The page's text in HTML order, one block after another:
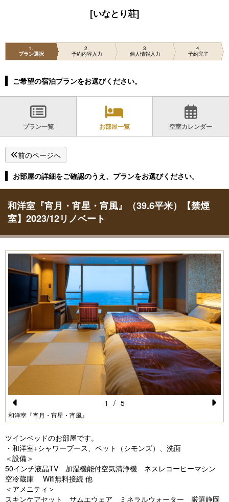
[いなとり荘]
1
プラン選択
2
予約内容入力
3
個人情報入力
4
予約完了
ご希望の宿泊プランをお選びください。
プラン一覧 お部屋一覧 空室カレンダー
前のページへ
お部屋の詳細をご確認のうえ、プランをお選びください。
和洋室『宵月・宵星・宵風』（39.6平米）【禁煙
室】2023/12リノベート
Pr
vi
o
u
s
和洋室『宵月・宵星・宵風』
1 / 5
ツインベッドのお部屋です。
・和洋室+シャワーブース、ベット（シモンズ）、洗面
＜設備＞
50インチ液晶TV 加湿機能付空気清浄機 ネスレコーヒーマシン
空冷蔵庫 Wifi無料接続 他
＜アメニティ＞
スキンケアセット サムエウェア ミネラルウォーター 厳選静岡